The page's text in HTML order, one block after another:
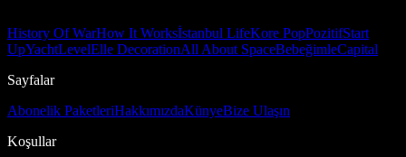
History Of WarHow It Worksİstanbul LifeKore PopPozitifStart
UpYachtLevelElle DecorationAll About SpaceBebeğimleCapital
Sayfalar
Abonelik PaketleriHakkımızdaKünyeBize Ulaşın
Koşullar